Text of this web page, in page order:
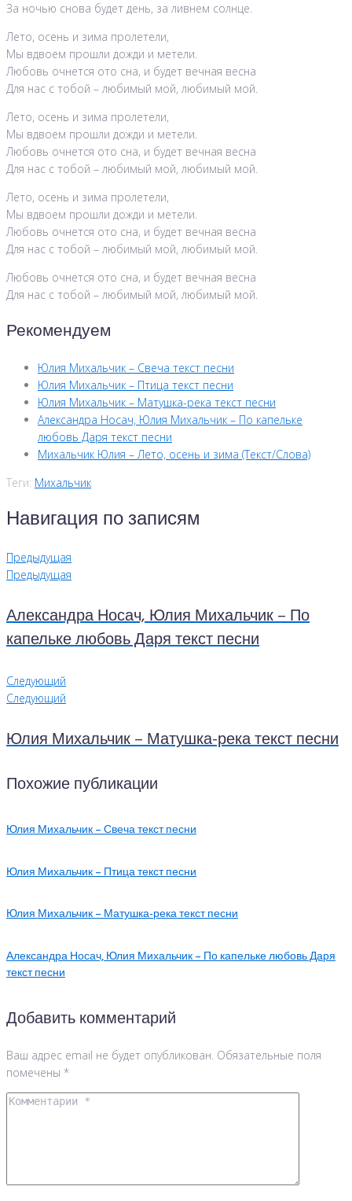
За ночью снова будет день, за ливнем солнце.
Лето, осень и зима пролетели,
Мы вдвоем прошли дожди и метели.
Любовь очнется ото сна, и будет вечная весна
Для нас с тобой – любимый мой, любимый мой.
Лето, осень и зима пролетели,
Мы вдвоем прошли дожди и метели.
Любовь очнется ото сна, и будет вечная весна
Для нас с тобой – любимый мой, любимый мой.
Лето, осень и зима пролетели,
Мы вдвоем прошли дожди и метели.
Любовь очнется ото сна, и будет вечная весна
Для нас с тобой – любимый мой, любимый мой.
Любовь очнется ото сна, и будет вечная весна
Для нас с тобой – любимый мой, любимый мой.
Рекомендуем
Юлия Михальчик – Свеча текст песни
Юлия Михальчик – Птица текст песни
Юлия Михальчик – Матушка-река текст песни
Александра Носач, Юлия Михальчик – По капельке
любовь Даря текст песни
Михальчик Юлия – Лето, осень и зима (Текст/Слова)
Теги: Михальчик
Навигация по записям
Предыдущая
Предыдущая
Александра Носач, Юлия Михальчик – По
капельке любовь Даря текст песни
Следующий
Следующий
Юлия Михальчик – Матушка-река текст песни
Похожие публикации
Юлия Михальчик – Свеча текст песни
Юлия Михальчик – Птица текст песни
Юлия Михальчик – Матушка-река текст песни
Александра Носач, Юлия Михальчик – По капельке любовь Даря
текст песни
Добавить комментарий
Ваш адрес email не будет опубликован. Обязательные поля
помечены *